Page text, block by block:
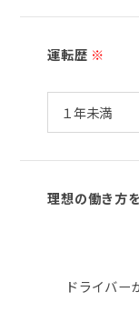
運転歴 ※
理想の働き方
ドライバー